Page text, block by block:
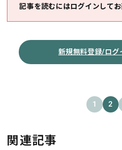
記事を読むにはログインしてお
新規無料登録/ログ
1 2
関連記事